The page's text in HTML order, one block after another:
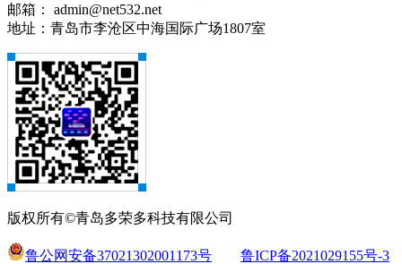
邮箱： admin@net532.net
地址：青岛市李沧区中海国际广场1807室
版权所有©青岛多荣多科技有限公司
鲁公网安备37021302001173号 鲁ICP备2021029155号-3